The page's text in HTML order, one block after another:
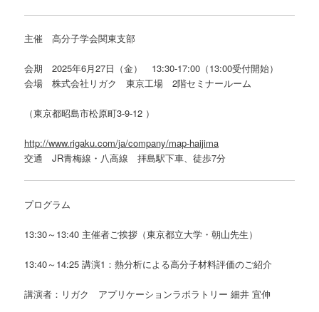
主催 高分子学会関東支部
会期 2025年6月27日（金） 13:30-17:00（13:00受付開始）
会場 株式会社リガク 東京工場 2階セミナールーム
（東京都昭島市松原町3-9-12 ）
http://www.rigaku.com/ja/company/map-haijima
交通 JR青梅線・八高線 拝島駅下車、徒歩7分
プログラム
13:30～13:40 主催者ご挨拶（東京都立大学・朝山先生）
13:40～14:25 講演1：熱分析による高分子材料評価のご紹介
講演者：リガク アプリケーションラボラトリー 細井 宜伸